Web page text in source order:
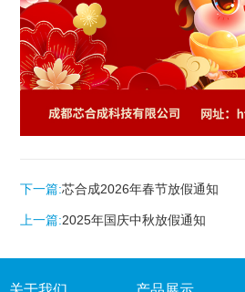
下一篇:芯合成2026年春节放假通知
上一篇:2025年国庆中秋放假通知